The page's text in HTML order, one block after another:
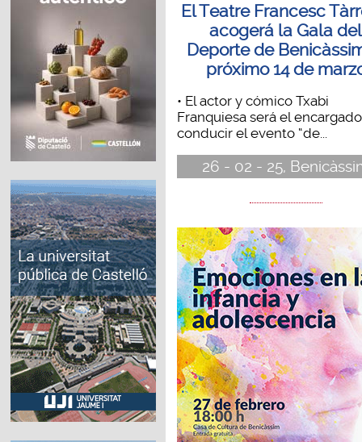
El Teatre Francesc
acogerá la Gala del
Deporte de
próximo 14 de
• El actor y cómico Txabi
Franquiesa será el
conducir el evento “de...
26 - 02 - 25,